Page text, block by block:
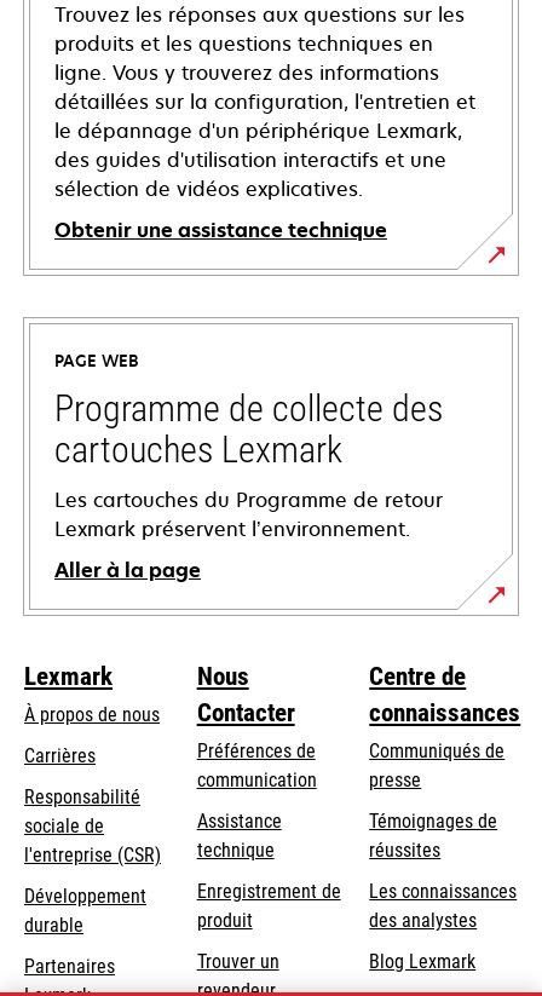
Trouvez les réponses aux questions sur les
produits et les questions techniques en
ligne. Vous y trouverez des informations
détaillées sur la configuration, l'entretien et
le dépannage d'un périphérique Lexmark,
des guides d'utilisation interactifs et une
sélection de vidéos explicatives.
Obtenir une assistance technique
s’ouvre
dans
nouvel
onglet
PAGE WEB
Programme de collecte des
cartouches Lexmark
Les cartouches du Programme de retour
Lexmark préservent l’environnement.
Aller à la page
Lexmark
À propos de nous
Carrières
s’ouvre
dans
un
nouvel
onglet
Responsabilité
sociale de
l'entreprise (CSR) s’ouvre
onglet
Développement
durable
Partenaires
Nous
Contacter
Préférences de
communication
s’ouvre
dans
un
nouvel
onglet
Assistance
techniques’ouvre
un
onglet
Enregistrement de
produit
Trouver un
revendeur
Centre de
connaissances
Communiqués de
presse
Témoignages de
réussites
Les connaissances
des analystes
Blog Lexmark